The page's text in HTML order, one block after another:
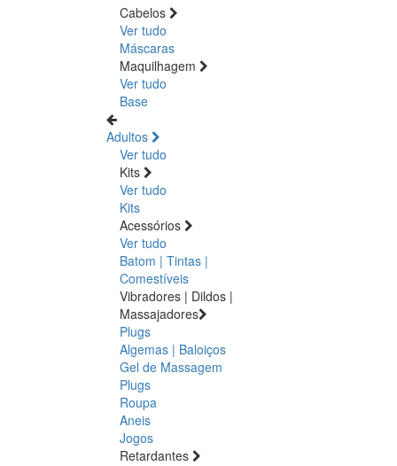
Cabelos
Ver tudo
Máscaras
Maquilhagem
Ver tudo
Base
Adultos
Ver tudo
Kits
Ver tudo
Kits
Acessórios
Ver tudo
Batom | Tintas |
Comestíveis
Vibradores | Dildos |
Massajadores
Plugs
Algemas | Baloiços
Gel de Massagem
Plugs
Roupa
Aneis
Jogos
Retardantes